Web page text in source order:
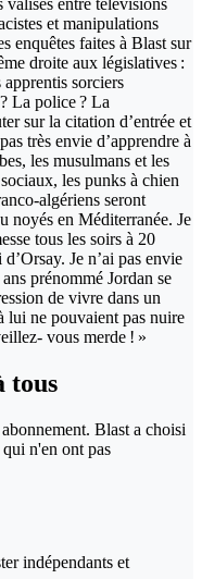
valises entre télévisions
et manipulations
enquêtes faites à Blast sur
droite aux législatives :
apprentis sorciers
La police ? La
sur la citation d’entrée et
très envie d’apprendre à
les musulmans et les
les punks à chien
algériens seront
noyés en Méditerranée. Je
tous les soirs à 20
Je n’ai pas envie
prénommé Jordan se
de vivre dans un
lui ne pouvaient pas nuire
vous merde ! »
tous
Blast a choisi
n'en ont pas
indépendants et